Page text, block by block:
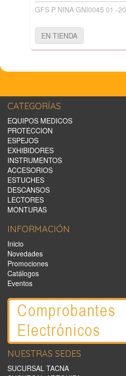
GFS P NINA GNI0045 01 -20
EN TIENDA
CATEGORÍAS
EQUIPOS MEDICOS
PROTECCION
ESPEJOS
EXHIBIDORES
INSTRUMENTOS
ACCESORIOS
ESTUCHES
DESCANSOS
LECTORES
MONTURAS
INFORMACIÓN
Inicio
Novedades
Promociones
Catálogos
Eventos
NUESTRAS SEDES
SUCURSAL TACNA